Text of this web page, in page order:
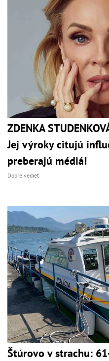
ZDENKA
Jej výroky citujú
preberajú médiá!
Dobre vedieť
Štúrovo v strachu: